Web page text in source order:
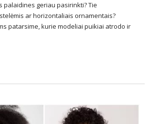
palaidines geriau pasirinkti? Tie
ar horizontaliais ornamentais?
patarsime, kurie modeliai puikiai atrodo ir